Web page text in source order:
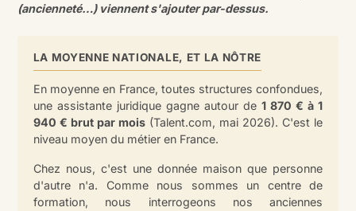
(ancienneté…) viennent s'ajouter par-dessus.
LA MOYENNE NATIONALE, ET LA NÔTRE
En moyenne en France, toutes structures confondues,
une assistante juridique gagne autour de1 870 € à 1
940 € brut par mois(Talent.com, mai 2026). C'est le
niveau moyen du métier en France.
Chez nous, c'est une donnée maison que personne
d'autre n'a. Comme nous sommes un centre de
formation, nous interrogeons nos anciennes